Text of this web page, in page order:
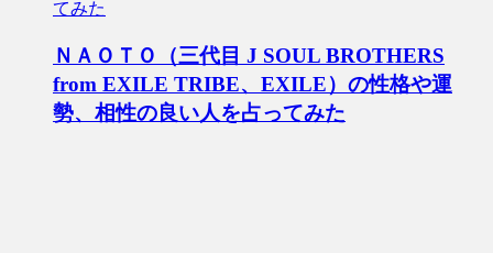
ＮＡＯＴＯ（三代目 J SOUL BROTHERS
from EXILE TRIBE、EXILE）の性格や運
勢、相性の良い人を占ってみた